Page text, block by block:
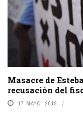
Masacre de
recusación del
17 MAYO, 2019